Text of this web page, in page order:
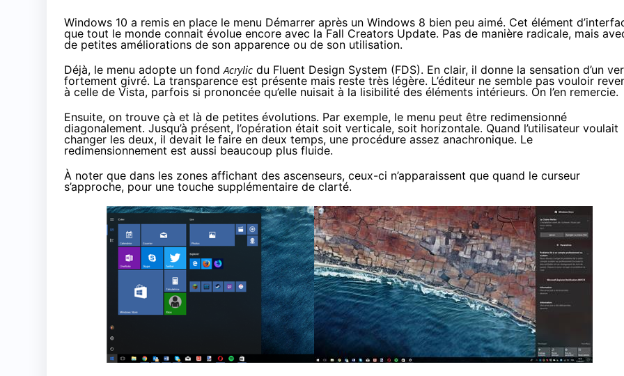
Windows 10 a remis en place le menu Démarrer après un Windows 8 bien peu aimé. Cet élément
que tout le monde connait évolue encore avec la Fall Creators Update. Pas de manière radicale, mais
de petites améliorations de son apparence ou de son utilisation.
Déjà, le menu adopte un fondAcrylic du Fluent Design System (FDS). En clair, il donne la sensation d’un
fortement givré. La transparence est présente mais reste très légère. L’éditeur ne semble pas vouloir
à celle de Vista, parfois si prononcée qu’elle nuisait à la lisibilité des éléments intérieurs. On l’en remercie.
Ensuite, on trouve çà et là de petites évolutions. Par exemple, le menu peut être redimensionné
diagonalement. Jusqu’à présent, l’opération était soit verticale, soit horizontale. Quand l’utilisateur voulait
changer les deux, il devait le faire en deux temps, une procédure assez anachronique. Le
redimensionnement est aussi beaucoup plus fluide.
À noter que dans les zones affichant des ascenseurs, ceux-ci n’apparaissent que quand le curseur
s’approche, pour une touche supplémentaire de clarté.